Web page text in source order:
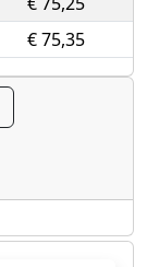
€ 75,35